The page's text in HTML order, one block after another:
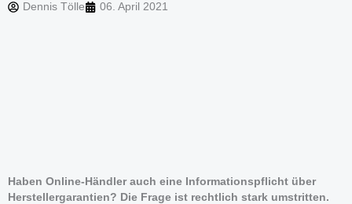
Dennis Tölle 06. April 2021
Haben Online-Händler auch eine Informationspflicht über
Herstellergarantien? Die Frage ist rechtlich stark umstritten.